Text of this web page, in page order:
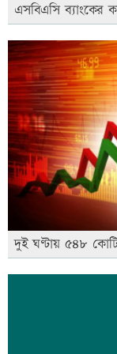
এসবিএসি ব্যাংকের
দুই ঘণ্টায় ৫৪৮